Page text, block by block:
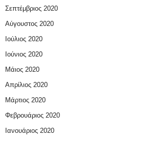
Σεπτέμβριος 2020
Αύγουστος 2020
Ιούλιος 2020
Ιούνιος 2020
Μάιος 2020
Απρίλιος 2020
Μάρτιος 2020
Φεβρουάριος 2020
Ιανουάριος 2020